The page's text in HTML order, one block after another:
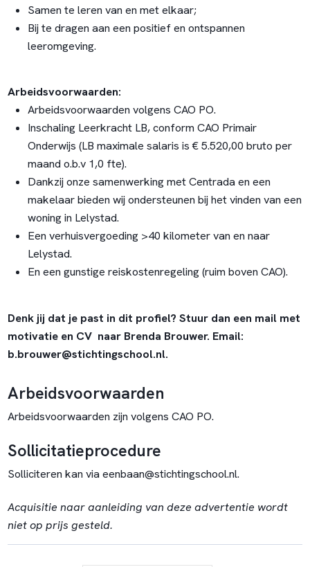
Samen te leren van en met elkaar;
Bij te dragen aan een positief en ontspannen
leeromgeving.
Arbeidsvoorwaarden:
Arbeidsvoorwaarden volgens CAO PO.
Inschaling Leerkracht LB, conform CAO Primair
Onderwijs (LB maximale salaris is € 5.520,00 bruto per
maand o.b.v 1,0 fte).
Dankzij onze samenwerking met Centrada en een
makelaar bieden wij ondersteunen bij het vinden van een
woning in Lelystad.
Een verhuisvergoeding >40 kilometer van en naar
Lelystad.
En een gunstige reiskostenregeling (ruim boven CAO).
Denk jij dat je past in dit profiel? Stuur dan een mail met
motivatie en CV naar Brenda Brouwer. Email:
b.brouwer@stichtingschool.nl.
Arbeidsvoorwaarden
Arbeidsvoorwaarden zijn volgens CAO PO.
Sollicitatieprocedure
Solliciteren kan via eenbaan@stichtingschool.nl.
Acquisitie naar aanleiding van deze advertentie wordt
niet op prijs gesteld.